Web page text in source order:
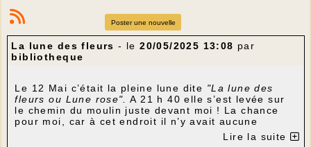
Poster une nouvelle
La lune des fleurs - le20/05/2025 13:08 par
bibliotheque
Le 12 Mai c’était la pleine lune dite "La lune des
fleurs ou Lune rose". A 21 h 40 elle s’est levée sur
le chemin du moulin juste devant moi ! La chance
pour moi, car à cet endroit il n’y avait aucune
Lire la suite